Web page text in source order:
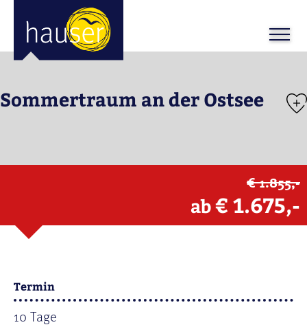
Sommertraum an der Ostsee
€ 1.855,-
ab€ 1.675,-
Termin
10 Tage